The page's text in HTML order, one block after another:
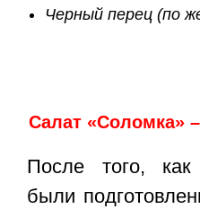
Черный перец (по
Салат «Соломка»
После того, как
были